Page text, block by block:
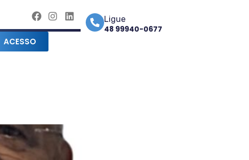
ACESSO
Ligue
48 99940-0677